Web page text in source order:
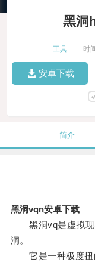
黑洞
工具 时
安卓下载
简介
黑洞vqn安卓下载
黑洞vq是虚拟现
洞。
它是一种极度扭